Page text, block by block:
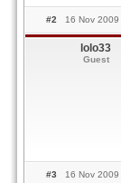
#2 16 Nov 2009
lolo33
Guest
#3 16 Nov 2009